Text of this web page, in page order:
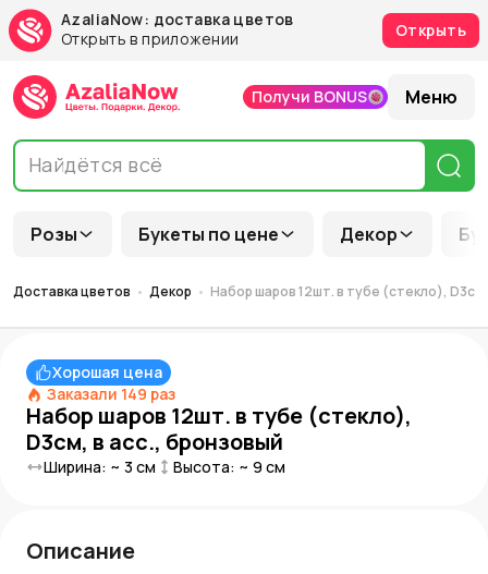
AzaliaNow: доставка цветов
Открыть в приложении
Открыть
Розы Букеты по цене Декор
Получи BONUS Меню
Доставка цветов Декор Набор шаров 12шт. в тубе (стекло),
Хорошая цена
Заказали 149 раз
Набор шаров 12шт. в тубе (стекло),
D3см, в асс., бронзовый
Ширина: ~ 3 см Высота: ~ 9 см
Описание